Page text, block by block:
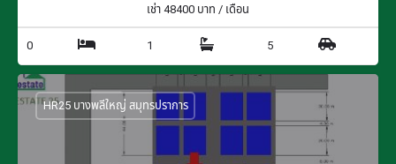
เช่า48400 บาท / เดือน
0 1 5
HR25 บางพลีใหญ่ สมุทรปราการ